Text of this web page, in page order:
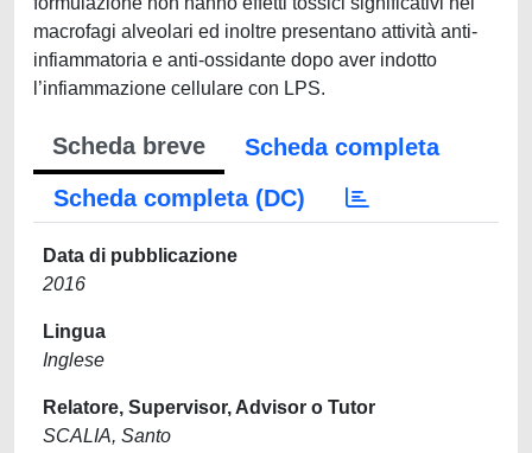
Scheda breve
Scheda completa
Scheda completa (DC)
Data di pubblicazione
2016
Lingua
Inglese
Relatore, Supervisor, Advisor o Tutor
SCALIA, Santo